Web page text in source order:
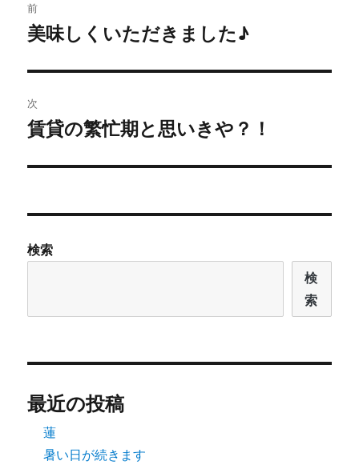
稿
ビ
ゲ
ー
ン
前
前
投
稿:
美味しくいただきました♪
次
次
投
賃貸の繁忙期と思いきや？！
検索
検
索
最近の投稿
蓮
暑い日が続きます